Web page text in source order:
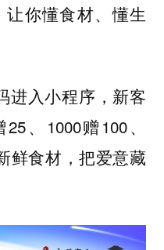
你懂食材、懂生
进入小程序， 新客
、1000赠100、
鲜食材，把爱意藏